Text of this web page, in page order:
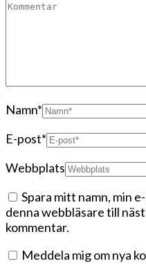
Namn*
E-post*
Webbplats
Spara mitt namn, min
denna webbläsare till
kommentar.
Meddela mig om nya